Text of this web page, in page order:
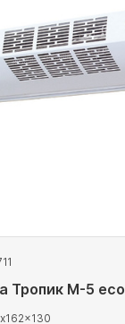
Тропик М-5 eco